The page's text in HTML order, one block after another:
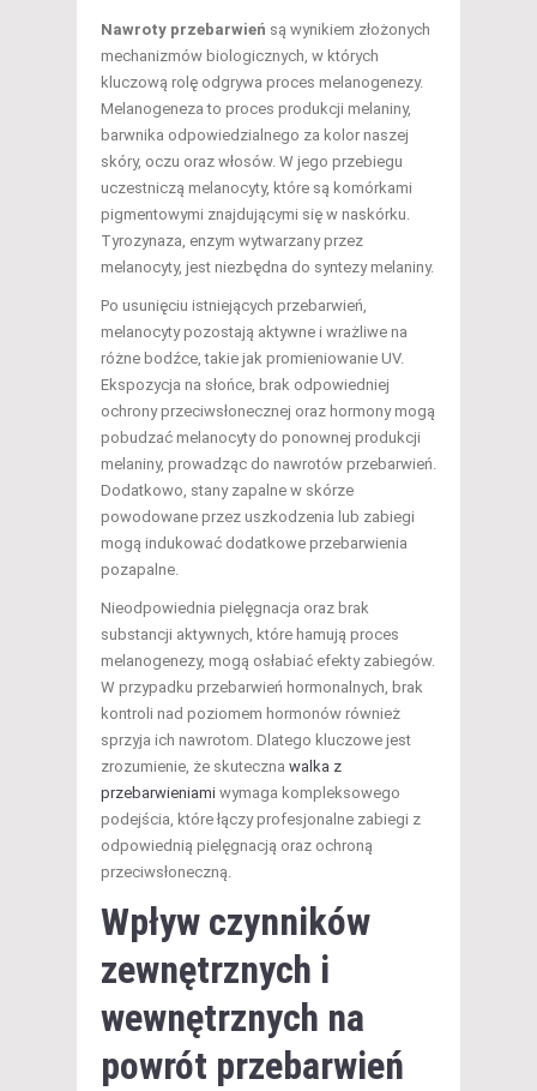
Nawroty przebarwień są wynikiem złożonych
mechanizmów biologicznych, w których
kluczową rolę odgrywa proces melanogenezy.
Melanogeneza to proces produkcji melaniny,
barwnika odpowiedzialnego za kolor naszej
skóry, oczu oraz włosów. W jego przebiegu
uczestniczą melanocyty, które są komórkami
pigmentowymi znajdującymi się w naskórku.
Tyrozynaza, enzym wytwarzany przez
melanocyty, jest niezbędna do syntezy melaniny.
Po usunięciu istniejących przebarwień,
melanocyty pozostają aktywne i wrażliwe na
różne bodźce, takie jak promieniowanie UV.
Ekspozycja na słońce, brak odpowiedniej
ochrony przeciwsłonecznej oraz hormony mogą
pobudzać melanocyty do ponownej produkcji
melaniny, prowadząc do nawrotów przebarwień.
Dodatkowo, stany zapalne w skórze
powodowane przez uszkodzenia lub zabiegi
mogą indukować dodatkowe przebarwienia
pozapalne.
Nieodpowiednia pielęgnacja oraz brak
substancji aktywnych, które hamują proces
melanogenezy, mogą osłabiać efekty zabiegów.
W przypadku przebarwień hormonalnych, brak
kontroli nad poziomem hormonów również
sprzyja ich nawrotom. Dlatego kluczowe jest
zrozumienie, że skuteczna walka z
przebarwieniami wymaga kompleksowego
podejścia, które łączy profesjonalne zabiegi z
odpowiednią pielęgnacją oraz ochroną
przeciwsłoneczną.
Wpływ czynników
zewnętrznych i
wewnętrznych na
powrót przebarwień